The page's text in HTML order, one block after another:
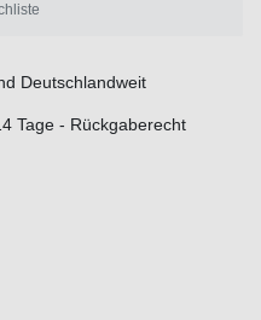
Deutschlandweit
Tage - Rückgaberecht